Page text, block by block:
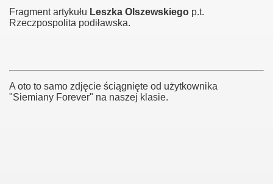
Fragment artykułu Leszka Olszewskiego p.t.
Rzeczpospolita podiławska.
A oto to samo zdjęcie ściągnięte od użytkownika
"Siemiany Forever" na naszej klasie.